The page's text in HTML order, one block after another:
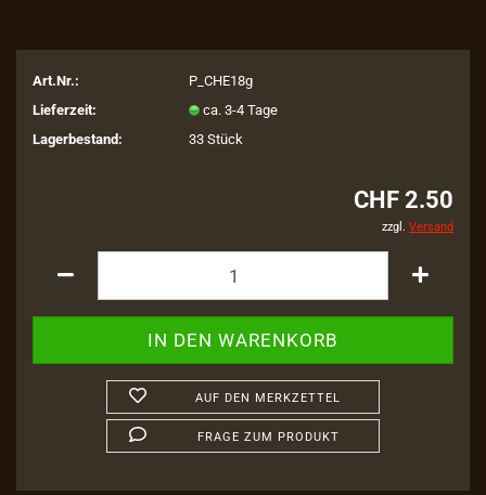
Art.Nr.:
P_CHE18g
Lieferzeit:
ca. 3-4 Tage
Lagerbestand:
33Stück
CHF 2.50
zzgl. Versand
AUF DEN MERKZETTEL
FRAGE ZUM PRODUKT